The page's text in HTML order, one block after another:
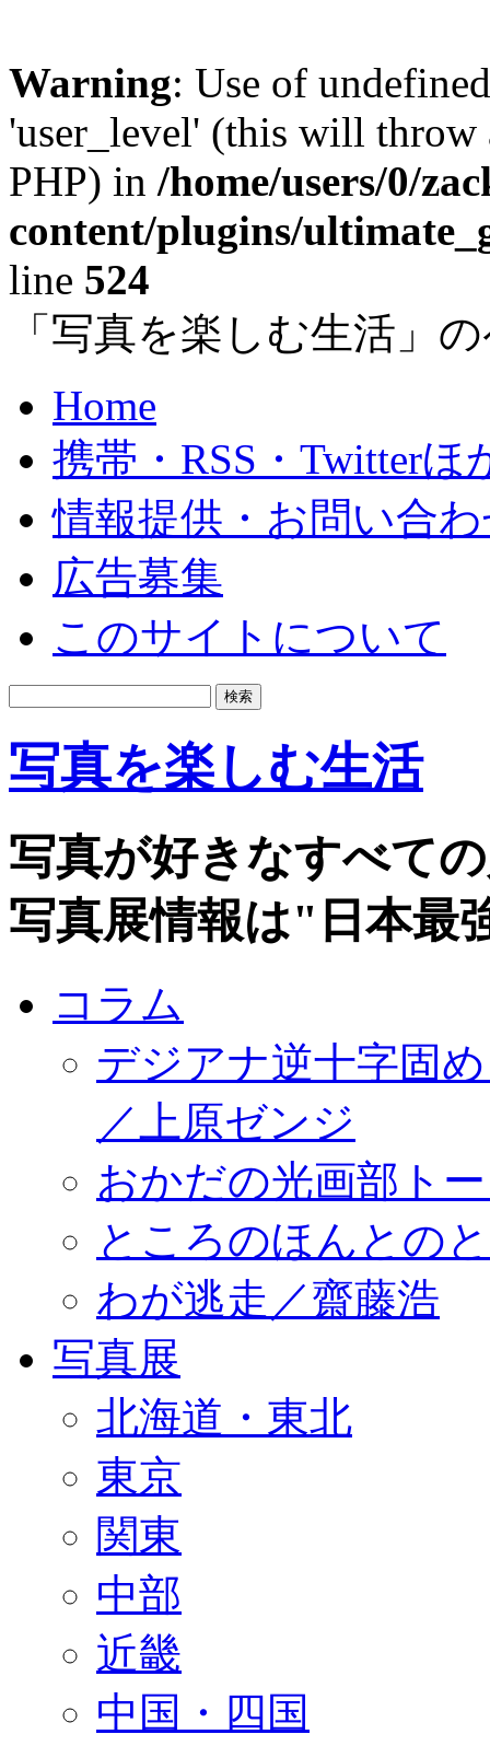
Warning: Use of
'user_level' (this will
PHP) in /home/users/0/
content/plugins/
line 524
「写真を楽しむ生活」
Home
携帯・RSS・Twitterほ
情報提供・お問い合
広告募集
このサイトについて
写真を楽しむ生活
写真が好きなすべて
写真展情報は"日本最
コラム
デジアナ逆十字固
／上原ゼンジ
おかだの光画部ト
ところのほんとの
わが逃走／齋藤浩
写真展
北海道・東北
東京
関東
中部
近畿
中国・四国